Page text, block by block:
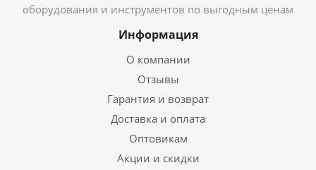
оборудования и инструментов по выгодным ценам
Информация
О компании
Отзывы
Гарантия и возврат
Доставка и оплата
Оптовикам
Акции и скидки